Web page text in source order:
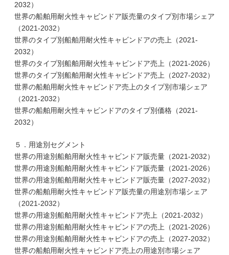
2032）
世界の船舶用耐火性キャビンドア販売量のタイプ別市場シェア
（2021-2032）
世界のタイプ別船舶用耐火性キャビンドアの売上（2021-
2032）
世界のタイプ別船舶用耐火性キャビンドア売上（2021-2026）
世界のタイプ別船舶用耐火性キャビンドア売上（2027-2032）
世界の船舶用耐火性キャビンドア売上のタイプ別市場シェア
（2021-2032）
世界の船舶用耐火性キャビンドアのタイプ別価格（2021-
2032）
５．用途別セグメント
世界の用途別船舶用耐火性キャビンドア販売量（2021-2032）
世界の用途別船舶用耐火性キャビンドア販売量（2021-2026）
世界の用途別船舶用耐火性キャビンドア販売量（2027-2032）
世界の船舶用耐火性キャビンドア販売量の用途別市場シェア
（2021-2032）
世界の用途別船舶用耐火性キャビンドア売上（2021-2032）
世界の用途別船舶用耐火性キャビンドアの売上（2021-2026）
世界の用途別船舶用耐火性キャビンドアの売上（2027-2032）
世界の船舶用耐火性キャビンドア売上の用途別市場シェア